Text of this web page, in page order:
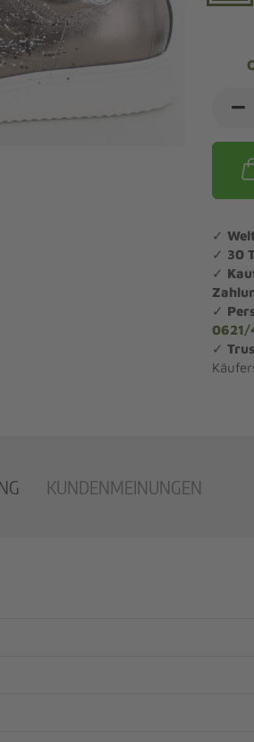
Angebote Outdoorschuhe
Schmal, Extrabreit, Hallux
Sandaletten
✓
✓ 30
✓
✓
0621/
✓
KUNDENMEINUNGEN